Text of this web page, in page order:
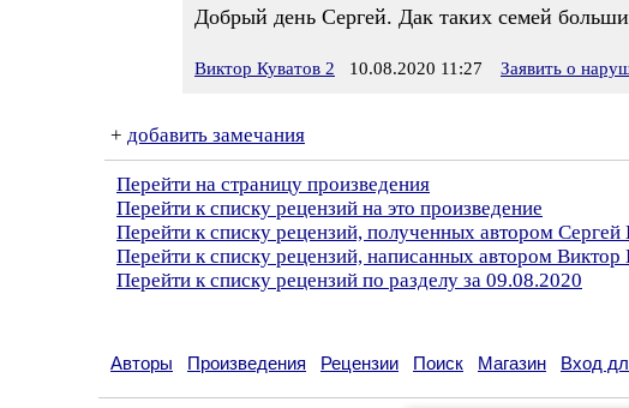
Добрый день Сергей. Дак таких семей
Виктор Куватов 2 10.08.2020 11:27 Заявить о
+ добавить замечания
Перейти на страницу произведения
Перейти к списку рецензий на это произведение
Перейти к списку рецензий, полученных автором Сергей
Перейти к списку рецензий, написанных автором Виктор
Перейти к списку рецензий по разделу за 09.08.2020
Авторы Произведения Рецензии Поиск Магазин Вход